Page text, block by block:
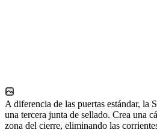
A diferencia de las puertas estándar, la
una tercera junta de sellado. Crea una
zona del cierre, eliminando las